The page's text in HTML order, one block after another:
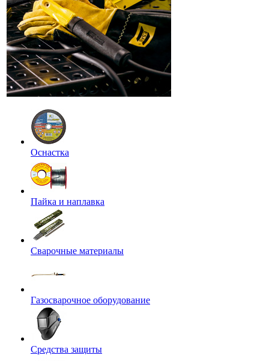
Оснастка
Пайка и наплавка
Сварочные материалы
Газосварочное оборудование
Средства защиты